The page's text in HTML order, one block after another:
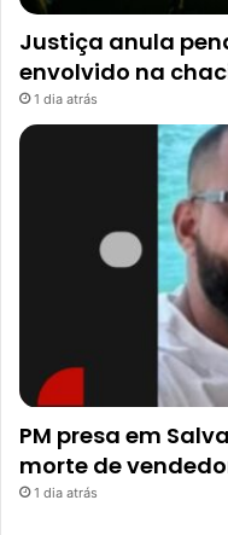
Justiça anula
envolvido na
1 dia atrás
PM presa em
morte de
1 dia atrás